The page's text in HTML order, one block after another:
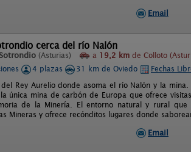
Email
cerca del río Nalón
(Asturias) a 19,2 km de Colloto
4 plazas 31 km de Oviedo
Fechas
del Rey Aurelio donde asoma el río Nalón y la
única mina de carbón de Europa que ofrece
de la Minería. El entorno natural y rural
Mineras y ofrece recónditos lugares donde
Email